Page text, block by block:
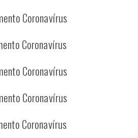
Coronavírus
Coronavírus
Coronavírus
Coronavírus
Coronavírus